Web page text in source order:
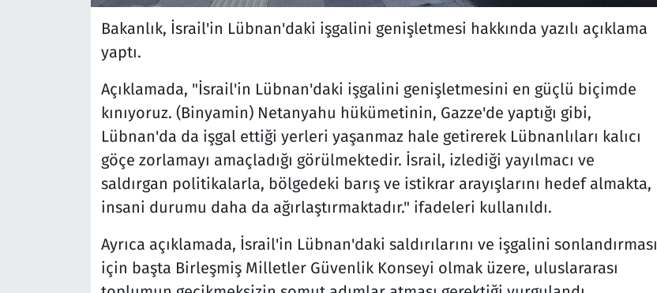
Bakanlık, İsrail'in Lübnan'daki işgalini genişletmesi hakkında yazılı açıklama
yaptı.
Açıklamada, "İsrail'in Lübnan'daki işgalini genişletmesini en güçlü biçimde
kınıyoruz. (Binyamin) Netanyahu hükümetinin, Gazze'de yaptığı gibi,
Lübnan'da da işgal ettiği yerleri yaşanmaz hale getirerek Lübnanlıları kalıcı
göçe zorlamayı amaçladığı görülmektedir. İsrail, izlediği yayılmacı ve
saldırgan politikalarla, bölgedeki barış ve istikrar arayışlarını hedef almakta,
insani durumu daha da ağırlaştırmaktadır." ifadeleri kullanıldı.
Ayrıca açıklamada, İsrail'in Lübnan'daki saldırılarını ve işgalini sonlandırması
için başta Birleşmiş Milletler Güvenlik Konseyi olmak üzere, uluslararası